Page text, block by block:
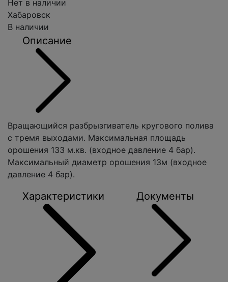
Нет в наличии
Хабаровск
В наличии
Описание
Вращающийся разбрызгиватель кругового полива
с тремя выходами. Максимальная площадь
орошения 133 м.кв. (входное давление 4 бар).
Максимальный диаметр орошения 13м (входное
давление 4 бар).
Характеристики Документы